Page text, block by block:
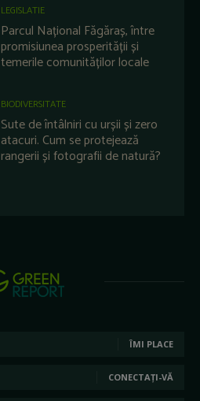
LEGISLATIE
Parcul Național Făgăraș, între
promisiunea prosperității și
temerile comunităților locale
BIODIVERSITATE
Sute de întâlniri cu urșii și zero
atacuri. Cum se protejează
rangerii și fotografii de natură?
ÎMI PLACE
CONECTAȚI-VĂ